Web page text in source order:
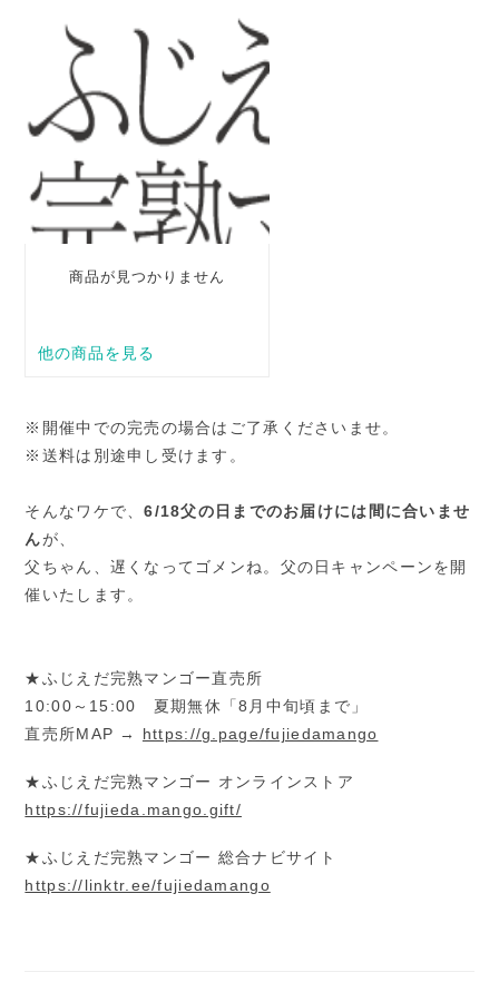
※開催中での完売の場合はご了承くださいませ。
※送料は別途申し受けます。
そんなワケで、6/18父の日までのお届けには間に合いませ
んが、
父ちゃん、遅くなってゴメンね。父の日キャンペーンを開
催いたします。
★ふじえだ完熟マンゴー直売所
10:00～15:00 夏期無休「8月中旬頃まで」
直売所MAP → https://g.page/fujiedamango
★ふじえだ完熟マンゴー オンラインストア
https://fujieda.mango.gift/
★ふじえだ完熟マンゴー 総合ナビサイト
https://linktr.ee/fujiedamango